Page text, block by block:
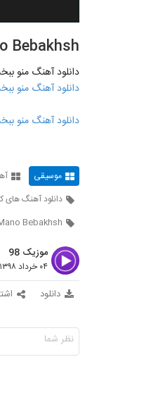
Bebakhsh
دانلود آهنگ منو
دانلود آهنگ منو
دانلود آهنگ منو
موسیقی
دانلود آهنگ های
Bebakhsh
موزیک 98
۰۴ خرداد ۱۳۹۸
دانلود